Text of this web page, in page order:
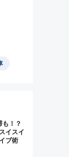
！？
イスイ
ブ術